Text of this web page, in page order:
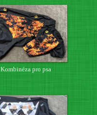
Kombinéza pro psa